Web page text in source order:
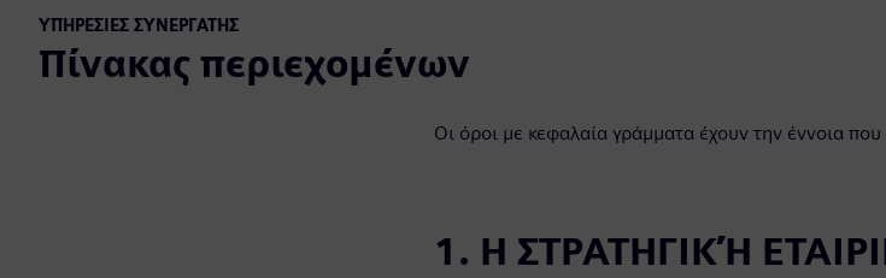
ΥΠΗΡΕΣΊΕΣ ΣΥΝΕΡΓΆΤΗΣ
Πίνακας περιεχομένων
Οι όροι με κεφαλαία γράμματα έχουν την έννοια
1. Η ΣΤΡΑΤΗΓΙΚΉ